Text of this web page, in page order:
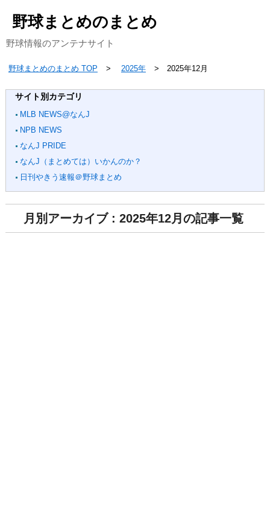
野球まとめのまとめ
野球情報のアンテナサイト
野球まとめのまとめ TOP 2025年 2025年12月
サイト別カテゴリ
MLB NEWS@なんJ
NPB NEWS
なんJ PRIDE
なんJ（まとめては）いかんのか？
日刊やきう速報＠野球まとめ
月別アーカイブ : 2025年12月の記事一覧